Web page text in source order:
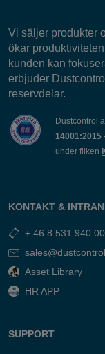
Vi säljer produkter
ökar
kunden kan
erbjuder
reservdelar.
Dustcontrol
14001:2015
under fliken
KONTAKT &
+ 46 8 531 940 00
Asset Library
HR APP
SUPPORT